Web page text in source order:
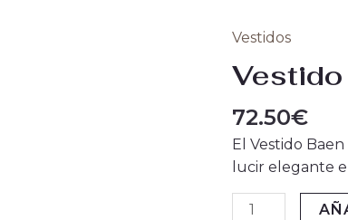
Vestidos
Vestido
72.50€
El Vestido
lucir elegante
Vestido
Baen
Granate
cantidad